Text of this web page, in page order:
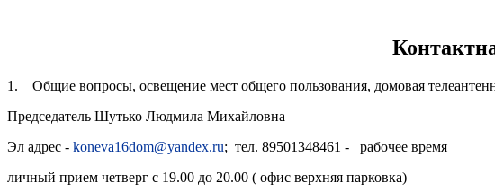
1. Общие вопросы, освещение мест общего пользования, домовая
Председатель Шутько Людмила Михайловна
Эл адрес - koneva16dom@yandex.ru; тел. 89501348461 - рабочее время
личный прием четверг с 19.00 до 20.00 ( офис верхняя парковка)